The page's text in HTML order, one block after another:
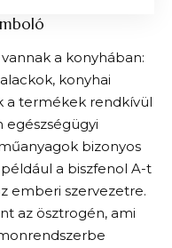
a konyhában:
konyhai
a termékek rendkívül
egészségügyi
bizonyos
a biszfenol A-t
emberi szervezetre.
az ösztrogén, ami